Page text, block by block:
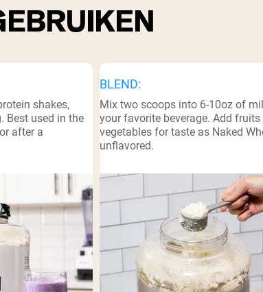
shakes,
Best used in the
after a
BLEND:
Mix two scoops into 6-10oz of
your favorite beverage. Add fruits
vegetables for taste as Naked
unflavored.